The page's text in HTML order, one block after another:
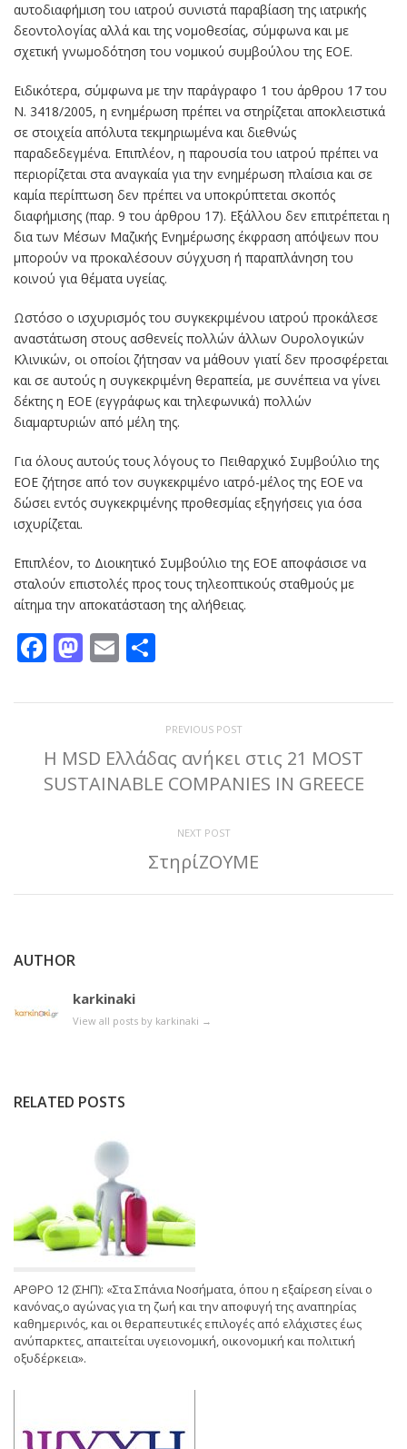
αυτοδιαφήμιση του ιατρού συνιστά παραβίαση της ιατρικής
δεοντολογίας αλλά και της νομοθεσίας, σύμφωνα και με
σχετική γνωμοδότηση του νομικού συμβούλου της ΕΟΕ.
Ειδικότερα, σύμφωνα με την παράγραφο 1 του άρθρου 17 του
Ν. 3418/2005, η ενημέρωση πρέπει να στηρίζεται αποκλειστικά
σε στοιχεία απόλυτα τεκμηριωμένα και διεθνώς
παραδεδεγμένα. Επιπλέον, η παρουσία του ιατρού πρέπει να
περιορίζεται στα αναγκαία για την ενημέρωση πλαίσια και σε
καμία περίπτωση δεν πρέπει να υποκρύπτεται σκοπός
διαφήμισης (παρ. 9 του άρθρου 17). Εξάλλου δεν επιτρέπεται η
δια των Μέσων Μαζικής Ενημέρωσης έκφραση απόψεων που
μπορούν να προκαλέσουν σύγχυση ή παραπλάνηση του
κοινού για θέματα υγείας.
Ωστόσο ο ισχυρισμός του συγκεκριμένου ιατρού προκάλεσε
αναστάτωση στους ασθενείς πολλών άλλων Ουρολογικών
Κλινικών, οι οποίοι ζήτησαν να μάθουν γιατί δεν προσφέρεται
και σε αυτούς η συγκεκριμένη θεραπεία, με συνέπεια να γίνει
δέκτης η ΕΟΕ (εγγράφως και τηλεφωνικά) πολλών
διαμαρτυριών από μέλη της.
Για όλους αυτούς τους λόγους το Πειθαρχικό Συμβούλιο της
ΕΟΕ ζήτησε από τον συγκεκριμένο ιατρό-μέλος της ΕΟΕ να
δώσει εντός συγκεκριμένης προθεσμίας εξηγήσεις για όσα
ισχυρίζεται.
Επιπλέον, το Διοικητικό Συμβούλιο της ΕΟΕ αποφάσισε να
σταλούν επιστολές προς τους τηλεοπτικούς σταθμούς με
αίτημα την αποκατάσταση της αλήθειας.
Facebook
Mastodon
Email
PREVIOUS POST
Η MSD Ελλάδας ανήκει στις 21 MOST
SUSTAINABLE COMPANIES IN GREECE
NEXT POST
ΣτηρίΖΟΥΜΕ
AUTHOR
karkinaki
View all posts by karkinaki →
RELATED POSTS
ΑΡΘΡΟ 12 (ΣΗΠ): «Στα Σπάνια Νοσήματα, όπου η εξαίρεση είναι ο
κανόνας,ο αγώνας για τη ζωή και την αποφυγή της αναπηρίας
καθημερινός, και οι θεραπευτικές επιλογές από ελάχιστες έως
ανύπαρκτες, απαιτείται υγειονομική, οικονομική και πολιτική
οξυδέρκεια».